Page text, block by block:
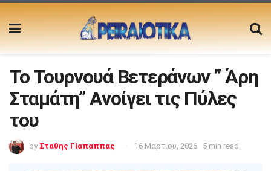
Το Τουρνουά Βετεράνων ” Άρη
Σταμάτη” Ανοίγει τις Πύλες
του
by Σταθης Γίαπαππας 16 Μαρτίου, 2026 5 min read